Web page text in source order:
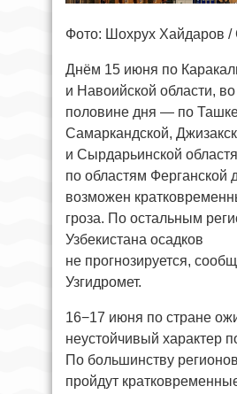
Фото: Шохрух Хайдаров /
Днём 15 июня по
и Навоийской области,
половине дня — по
Самаркандской,
и Сырдарьинской
по областям Ферганской
возможен
гроза. По остальным
Узбекистана осадков
не прогнозируется,
Узгидромет.
16−17 июня по стране
неустойчивый характер
По большинству
пройдут